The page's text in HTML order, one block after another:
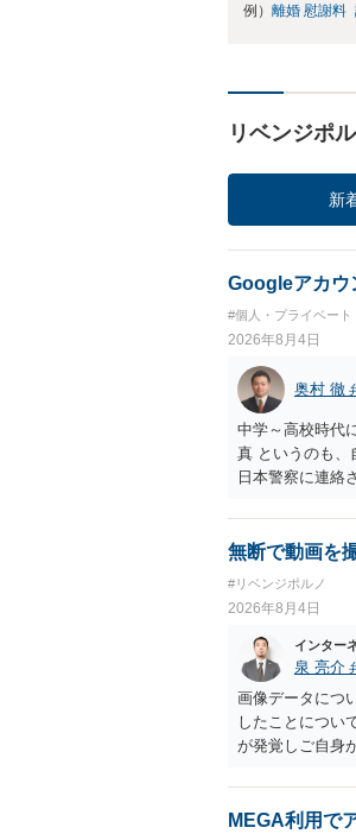
例） 離婚 慰謝料
リベンジポ
新
Googleアカウ
#個人・プライベート
2026年8月4日
奥村 徹
中学～高校時代
真 というのも、
日本警察に連絡
無断で動画を
#リベンジポルノ
2026年8月4日
インター
泉 亮介
画像データにつ
したことについ
が発覚しご自身
MEGA利用で